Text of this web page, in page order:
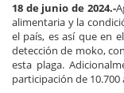
18 de junio de 2024.-
alimentaria y la
el país, es así que en
detección de moko,
esta plaga.
participación de